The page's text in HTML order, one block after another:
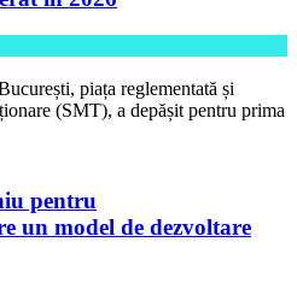
piața reglementată și
(SMT), a depășit pentru prima
pentru
un model de dezvoltare